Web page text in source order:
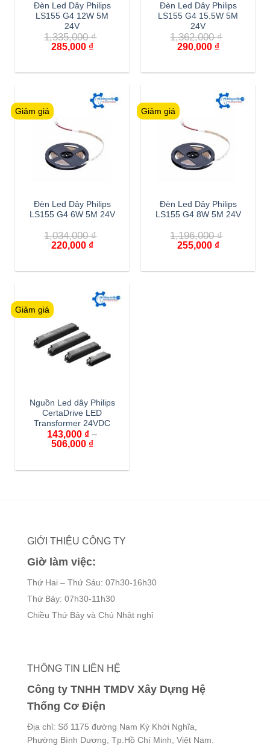
Đèn Led Dây Philips
LS155 G4 12W 5M
24V
1,335,000₫
Giá
1,335,000 ₫.
285,000 ₫Giá
là:
Đèn Led Dây Philips
LS155 G4 15.5W 5M
24V
1,362,000₫
Giá
1,362,000 ₫.
290,000 ₫Giá
là:
Giảm giá
Đèn Led Dây Philips
LS155 G4 6W 5M 24V
1,034,000₫
Giá
1,034,000 ₫.
220,000 ₫Giá
là:
Giảm giá
Đèn Led Dây Philips
LS155 G4 8W 5M 24V
1,196,000₫
Giá
1,196,000 ₫.
255,000 ₫Giá
là:
Giảm giá
Nguồn Led dây Philips
CertaDrive LED
Transformer 24VDC
143,000 ₫ –
506,000 ₫Khoảng
143,000 ₫
GIỚI THIỆU CÔNG TY
Giờ làm việc:
Thứ Hai – Thứ Sáu: 07h30-16h30
Thứ Bảy: 07h30-11h30
Chiều Thứ Bảy và Chủ Nhật nghỉ
THÔNG TIN LIÊN HỆ
Công ty TNHH TMDV Xây Dựng Hệ
Thống Cơ Điện
Địa chỉ: Số 1175 đường Nam Kỳ Khởi Nghĩa,
Phường Bình Dương, Tp.Hồ Chí Minh, Việt Nam.